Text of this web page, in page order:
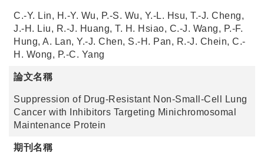
C.-Y. Lin, H.-Y. Wu, P.-S. Wu, Y.-L. Hsu, T.-J. Cheng,
J.-H. Liu, R.-J. Huang, T. H. Hsiao, C.-J. Wang, P.-F.
Hung, A. Lan, Y.-J. Chen, S.-H. Pan, R.-J. Chein, C.-
H. Wong, P.-C. Yang
論文名稱
Suppression of Drug-Resistant Non-Small-Cell Lung
Cancer with Inhibitors Targeting Minichromosomal
Maintenance Protein
期刊名稱